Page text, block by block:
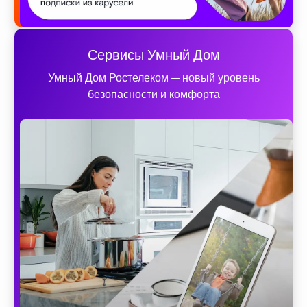
Сервисы Умный Дом
Умный Дом Ростелеком — новый уровень
безопасности и комфорта